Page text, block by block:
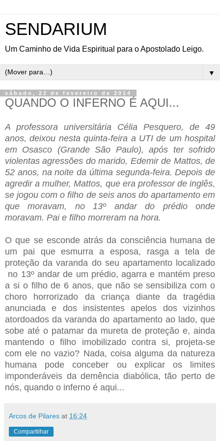
SENDARIUM
Um Caminho de Vida Espiritual para o Apostolado Leigo.
▼
sábado, 22 de fevereiro de 2014
QUANDO O INFERNO É AQUI...
A professora universitária Célia Pesquero, de 49
anos, deixou nesta quinta-feira a UTI de um hospital
em Osasco (Grande São Paulo), após ter sofrido
violentas agressões do marido, Edemir de Mattos, de
52 anos, na noite da última segunda-feira. Depois de
agredir a mulher, Mattos, que era professor de inglês,
se jogou com o filho de seis anos do apartamento em
que moravam, no 13º andar do prédio onde
moravam. Pai e filho morreram na hora.
O que se esconde atrás da consciência humana de
um pai que esmurra a esposa, rasga a tela de
proteção da varanda do seu apartamento localizado
no 13º andar de um prédio, agarra e mantém preso
a si o filho de 6 anos, que não se sensibiliza com o
choro horrorizado da criança diante da tragédia
anunciada e dos insistentes apelos dos vizinhos
atordoados da varanda do apartamento ao lado, que
sobe até o patamar da mureta de proteção e, ainda
mantendo o filho imobilizado contra si, projeta-se
com ele no vazio? Nada, coisa alguma da natureza
humana pode conceber ou explicar os limites
imponderáveis da demência diabólica, tão perto de
nós, quando o inferno é aqui...
Arcos de Pilares at 16:24
Compartilhar